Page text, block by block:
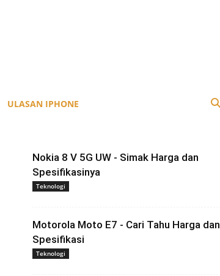
ULASAN IPHONE
Nokia 8 V 5G UW - Simak Harga dan
Spesifikasinya
Teknologi
Motorola Moto E7 - Cari Tahu Harga dan
Spesifikasi
Teknologi